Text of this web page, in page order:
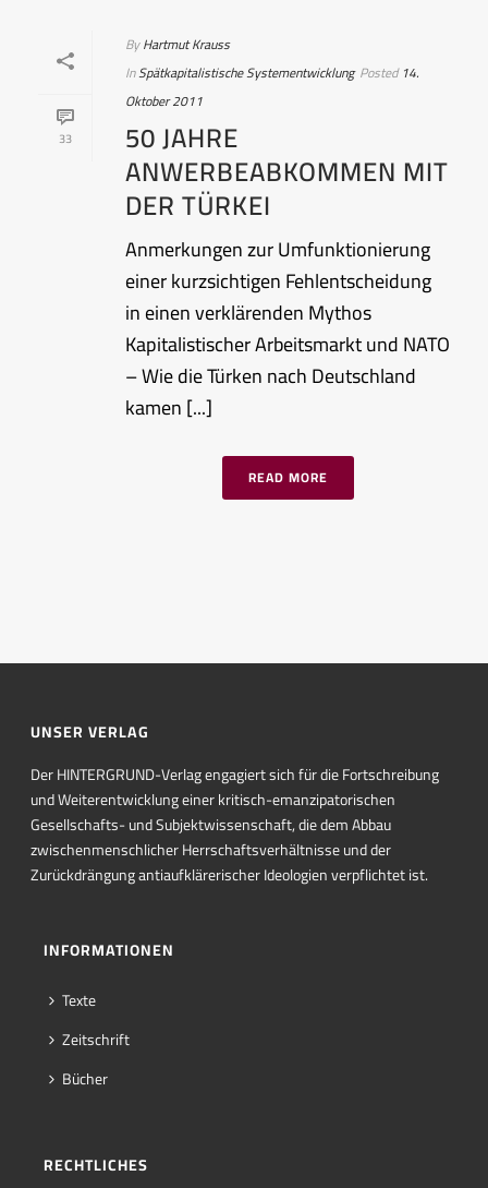
33
ByHartmut Krauss
InSpätkapitalistische Systementwicklung Posted 14.
Oktober 2011
50 JAHRE
ANWERBEABKOMMEN MIT
DER TÜRKEI
Anmerkungen zur Umfunktionierung
einer kurzsichtigen Fehlentscheidung
in einen verklärenden Mythos
Kapitalistischer Arbeitsmarkt und NATO
– Wie die Türken nach Deutschland
kamen [...]
READ MORE
UNSER VERLAG
Der HINTERGRUND-Verlag engagiert sich für die Fortschreibung
und Weiterentwicklung einer kritisch-emanzipatorischen
Gesellschafts- und Subjektwissenschaft, die dem Abbau
zwischenmenschlicher Herrschaftsverhältnisse und der
Zurückdrängung antiaufklärerischer Ideologien verpflichtet ist.
INFORMATIONEN
Texte
Zeitschrift
Bücher
RECHTLICHES